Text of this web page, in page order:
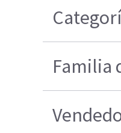
Familia